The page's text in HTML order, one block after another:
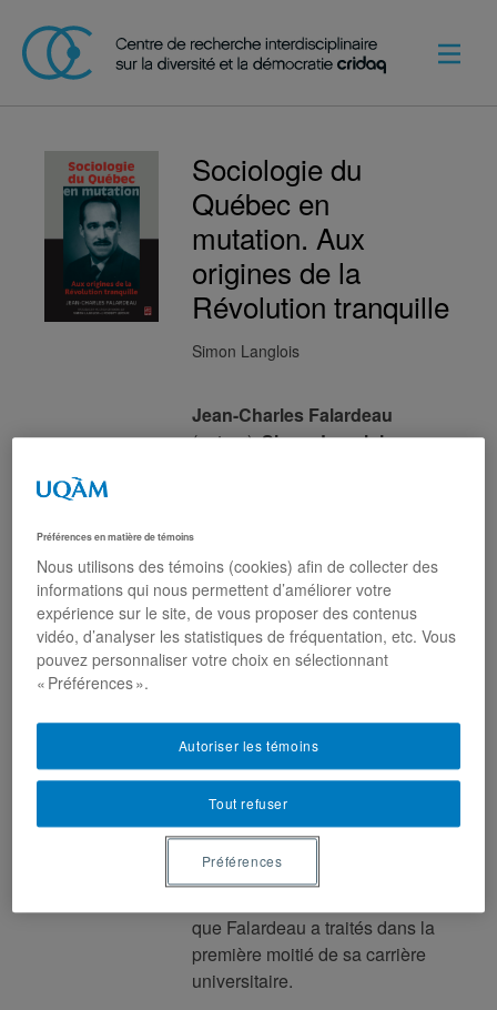
Sociologie du
Québec en
mutation. Aux
origines de la
Révolution tranquille
Simon Langlois
Jean-Charles Falardeau
(auteur),Simon Langlois
Jean-Charles Falardeau a publié
un grand nombre de
contributions sur la société
canadienne-française, devenue
la société québécoise dans les
littérature, les textes réunis dans
cet ouvrage ont conservé une
grande pertinence pour
comprendre et interpréter
l’avènement de la Révolution
tranquille. Y sont rassemblés 24
que Falardeau a traités dans la
première moitié de sa carrière
universitaire.
Préférences en matière de témoins
Nous utilisons des témoins (cookies) afin de collecter des
informations qui nous permettent d’améliorer votre
expérience sur le site, de vous proposer des contenus
vidéo, d’analyser les statistiques de fréquentation, etc. Vous
pouvez personnaliser votre choix en sélectionnant
« Préférences ».
Tout refuser
Autoriser les témoins
Préférences